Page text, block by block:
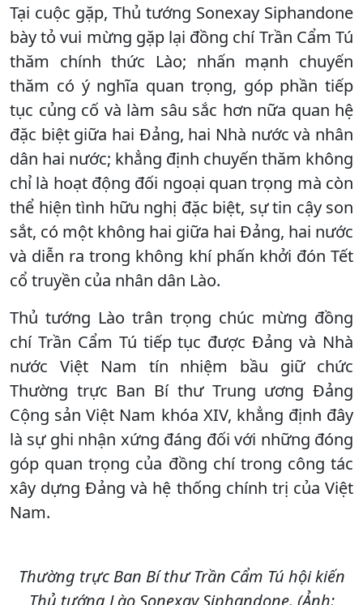
Tại cuộc gặp, Thủ tướng Sonexay Siphandone
bày tỏ vui mừng gặp lại đồng chí Trần Cẩm Tú
thăm chính thức Lào; nhấn mạnh chuyến
thăm có ý nghĩa quan trọng, góp phần tiếp
tục củng cố và làm sâu sắc hơn nữa quan hệ
đặc biệt giữa hai Đảng, hai Nhà nước và nhân
dân hai nước; khẳng định chuyến thăm không
chỉ là hoạt động đối ngoại quan trọng mà còn
thể hiện tình hữu nghị đặc biệt, sự tin cậy son
sắt, có một không hai giữa hai Đảng, hai nước
và diễn ra trong không khí phấn khởi đón Tết
cổ truyền của nhân dân Lào.
Thủ tướng Lào trân trọng chúc mừng đồng
chí Trần Cẩm Tú tiếp tục được Đảng và Nhà
nước Việt Nam tín nhiệm bầu giữ chức
Thường trực Ban Bí thư Trung ương Đảng
Cộng sản Việt Nam khóa XIV, khẳng định đây
là sự ghi nhận xứng đáng đối với những đóng
góp quan trọng của đồng chí trong công tác
xây dựng Đảng và hệ thống chính trị của Việt
Nam.
Thường trực Ban Bí thư Trần Cẩm Tú hội kiến
Thủ tướng Lào Sonexay Siphandone. (Ảnh: